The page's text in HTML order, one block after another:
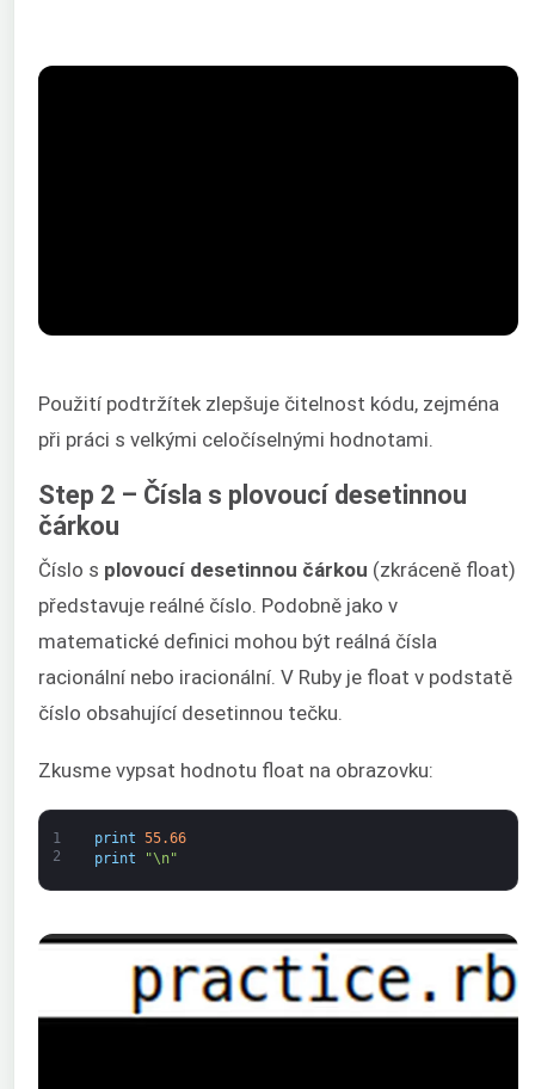
Použití podtržítek zlepšuje čitelnost kódu, zejména
při práci s velkými celočíselnými hodnotami.
Step 2 – Čísla s plovoucí desetinnou
čárkou
Číslo s plovoucí desetinnou čárkou (zkráceně float)
představuje reálné číslo. Podobně jako v
matematické definici mohou být reálná čísla
racionální nebo iracionální. V Ruby je float v podstatě
číslo obsahující desetinnou tečku.
Zkusme vypsat hodnotu float na obrazovku:
1
2
print 55.66
print
"\n"